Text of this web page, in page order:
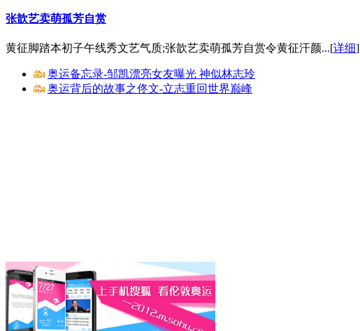
张歆艺卖萌孤芳自赏
黄征脚踏本初子午线秀文艺气质;张歆艺卖萌孤芳自赏令黄征汗颜...[详细]
奥运备忘录-邹凯漂亮女友曝光 神似林志玲
奥运背后的故事之佟文-立志重回世界巅峰